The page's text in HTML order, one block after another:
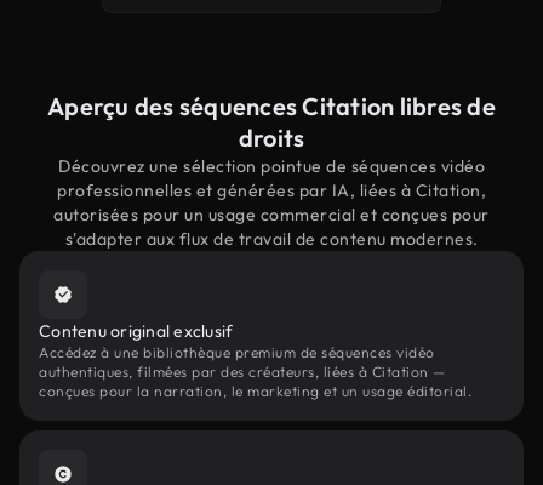
Aperçu des séquences Citation libres de
droits
Découvrez une sélection pointue de séquences vidéo
professionnelles et générées par IA, liées à Citation,
autorisées pour un usage commercial et conçues pour
s'adapter aux flux de travail de contenu modernes.
Contenu original exclusif
Accédez à une bibliothèque premium de séquences vidéo
authentiques, filmées par des créateurs, liées à Citation —
conçues pour la narration, le marketing et un usage éditorial.